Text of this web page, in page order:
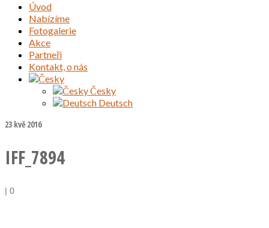
Úvod
Nabízíme
Fotogalerie
Akce
Partneři
Kontakt, o nás
Česky
Deutsch
23 kvě 2016
IFF_7894
| 0